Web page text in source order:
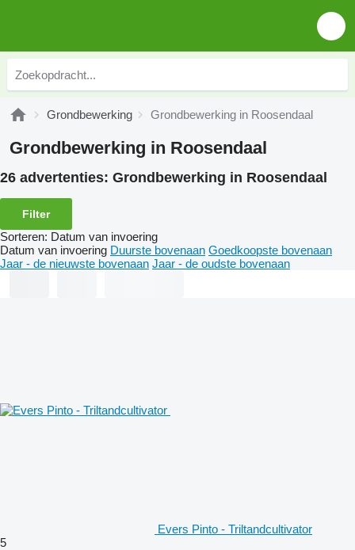
Grondbewerking Grondbewerking in Roosendaal
Grondbewerking in Roosendaal
26 advertenties: Grondbewerking in Roosendaal
Filter
Sorteren: Datum van invoering
Datum van invoering Duurste bovenaan Goedkoopste bovenaan
Jaar - de nieuwste bovenaan Jaar - de oudste bovenaan
Evers Pinto - Triltandcultivator
5